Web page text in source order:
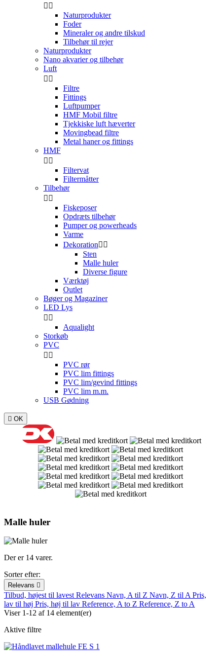
 
Naturprodukter
Foder
Mineraler og andre tilskud
Tilbehør til rejer
Naturprodukter
Nano akvarier og tilbehør
Luft
 
Filtre
Fittings
Luftpumper
HMF Mobil filtre
Tjekkiske luft hæverter
Movingbead filtre
Metal haner og fittings
HMF
 
Filtervat
Filtermåtter
Tilbehør
 
Fiskeposer
Opdræts tilbehør
Pumper og powerheads
Varme
Dekoration 
Sten
Malle huler
Diverse figure
Værktøj
Outlet
Bøger og Magaziner
LED Lys
 
Aqualight
Storkøb
PVC
 
PVC rør
PVC lim fittings
PVC lim/gevind fittings
PVC lim m.m.
USB Gødning
 OK
Malle huler
Der er 14 varer.
Sorter efter:
Relevans 
Tilbud, højest til lavestRelevans Navn, A til Z Navn, Z til APris,
lav til høj Pris, høj til lav Reference, A to Z Reference, Z to A
Viser 1-12 af 14 element(er)
Aktive filtre